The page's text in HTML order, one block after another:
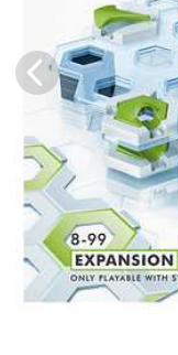
Previous